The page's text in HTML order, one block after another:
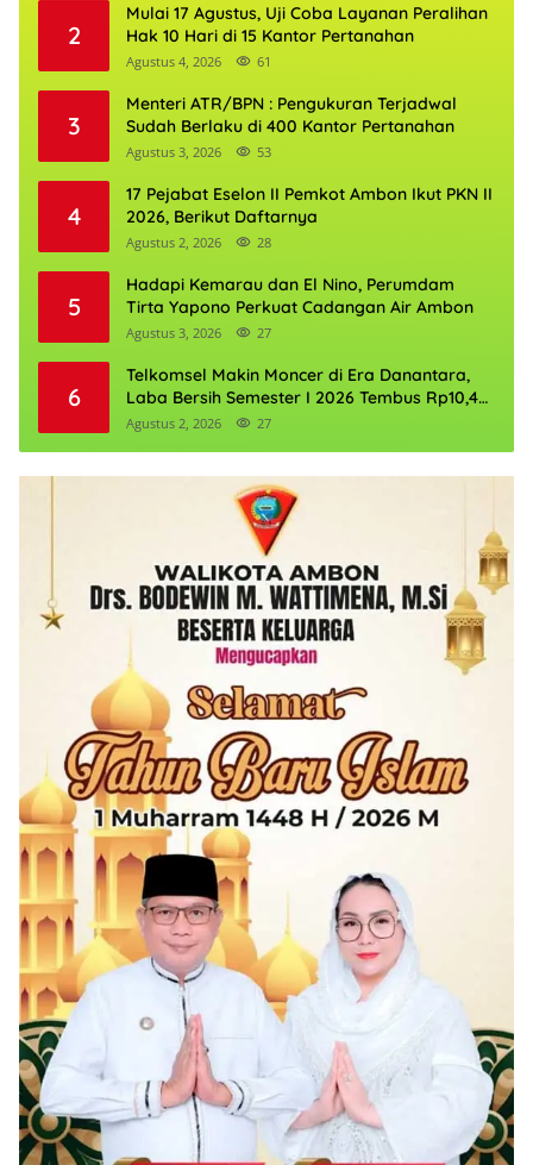
2
Mulai 17 Agustus, Uji Coba Layanan Peralihan
Hak 10 Hari di 15 Kantor Pertanahan
Agustus 4, 2026 61
3
Menteri ATR/BPN : Pengukuran Terjadwal
Sudah Berlaku di 400 Kantor Pertanahan
Agustus 3, 2026 53
4
17 Pejabat Eselon II Pemkot Ambon Ikut PKN II
2026, Berikut Daftarnya
Agustus 2, 2026 28
5
Hadapi Kemarau dan El Nino, Perumdam
Tirta Yapono Perkuat Cadangan Air Ambon
Agustus 3, 2026 27
6
Telkomsel Makin Moncer di Era Danantara,
Laba Bersih Semester I 2026 Tembus Rp10,4
Triliun
Agustus 2, 2026 27